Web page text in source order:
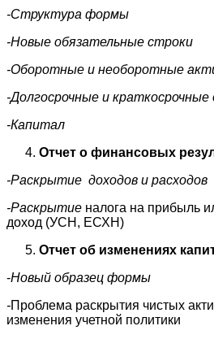
-Структура формы
-Новые обязательные строки
-Оборотные и необоротные
-Долгосрочные и краткосрочные
-Капитал
Отчет о финансовых
-Раскрытие доходов и расходов
-Раскрытие налога на прибыль
доход (УСН, ЕСХН)
Отчет об изменениях
-Новый образец формы
-Проблема раскрытия чистых
изменения учетной политики